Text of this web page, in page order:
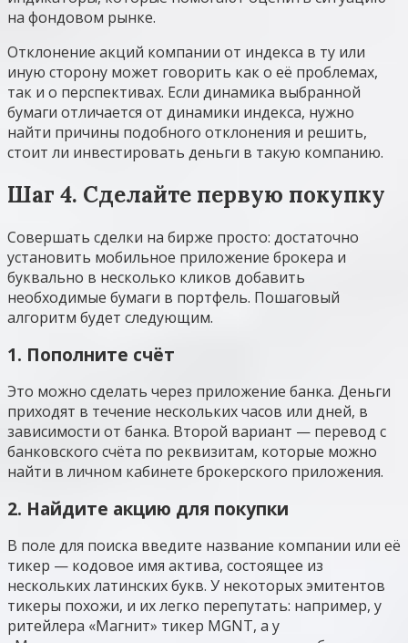
на фондовом рынке.
Отклонение акций компании от индекса в ту или
иную сторону может говорить как о её проблемах,
так и о перспективах. Если динамика выбранной
бумаги отличается от динамики индекса, нужно
найти причины подобного отклонения и решить,
стоит ли инвестировать деньги в такую компанию.
Шаг 4. Сделайте первую покупку
Совершать сделки на бирже просто: достаточно
установить мобильное приложение брокера и
буквально в несколько кликов добавить
необходимые бумаги в портфель. Пошаговый
алгоритм будет следующим.
1. Пополните счёт
Это можно сделать через приложение банка. Деньги
приходят в течение нескольких часов или дней, в
зависимости от банка. Второй вариант — перевод с
банковского счёта по реквизитам, которые можно
найти в личном кабинете брокерского приложения.
2. Найдите акцию для покупки
В поле для поиска введите название компании или её
тикер — кодовое имя актива, состоящее из
нескольких латинских букв. У некоторых эмитентов
тикеры похожи, и их легко перепутать: например, у
ритейлера «Магнит» тикер MGNT, а у